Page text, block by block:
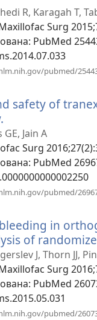
R, Karagah T,
Surg
‎: PubMed
pubmed/
safety of
в
новом
окне)
Jain A
Surg
‎: PubMed
pubmed/
in
of
J, Thorn JJ,
Surg
‎: PubMed
pubmed/